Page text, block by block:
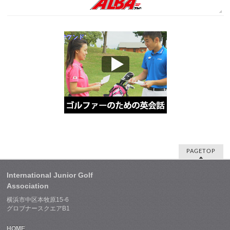
PAGETOP
International Junior Golf
Association
横浜市中区本牧原15-6
グロブナースクエアB1
HOME